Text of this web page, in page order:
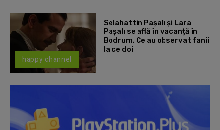
happy channel
Selahattin Paşalı și Lara
Paşalı se află în vacanță în
Bodrum. Ce au observat fanii
la ce doi